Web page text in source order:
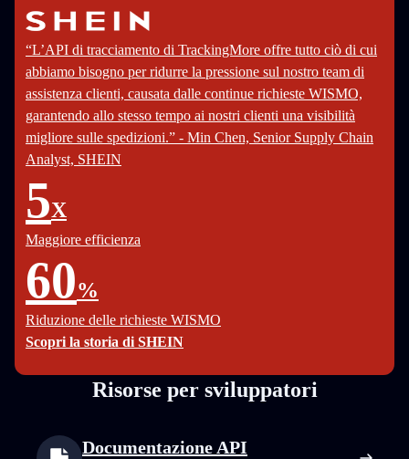
“L’API di tracciamento di TrackingMore offre tutto ciò di cui
abbiamo bisogno per ridurre la pressione sul nostro team di
assistenza clienti, causata dalle continue richieste WISMO,
garantendo allo stesso tempo ai nostri clienti una visibilità
migliore sulle spedizioni.” - Min Chen, Senior Supply Chain
Analyst, SHEIN
5X
Maggiore efficienza
60%
Riduzione delle richieste WISMO
Scopri la storia di SHEIN
Risorse per sviluppatori
Documentazione API